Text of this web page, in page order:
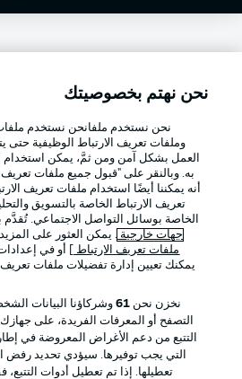
as it's meant to be
تطبيق الدوري الألماني
نحن نهتم بخصوصيتك
نحن نستخدم ملفانحن نستخدم
وملفات تعريف الارتباط الوظيفية حتى
العمل بشكل آمن ومن ثمَّ، يمكن استخدام
به. وبالنقر على "قبول جميع ملفات تعريف
أنه يمكننا أيضًا استخدام ملفات تعريف
تعريف الارتباط الخاصة بالتسويق
الخاصة بوسائل التواصل الاجتماعي.
جهات خارجية . يمكن العثور على
ملفات تعريف الارتباط
] أو في
يمكنك تعيين إدارة تفضيلات ملفات
نخزن نحن 61وشركاؤنا البيانات
التصفح أو المعرفات الفريدة، على
التتبع من دعم الأغراض المعروضة في إطار
التي يجب توفيرها. سيؤدي تحديد
تعطيلها. إذا تم تعطيل أدوات